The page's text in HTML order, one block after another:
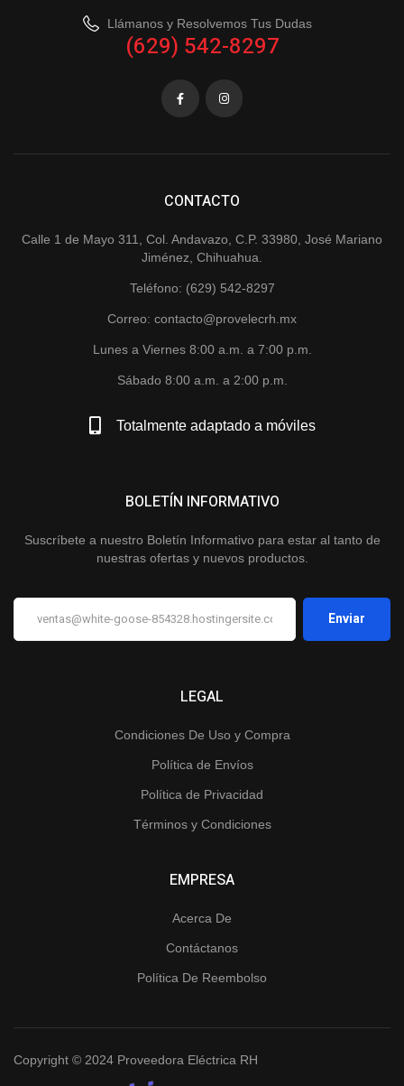
Llámanos y Resolvemos Tus Dudas
(629) 542-8297
CONTACTO
Calle 1 de Mayo 311, Col. Andavazo, C.P. 33980, José Mariano
Jiménez, Chihuahua.
Teléfono: (629) 542-8297
Correo: contacto@provelecrh.mx
Lunes a Viernes 8:00 a.m. a 7:00 p.m.
Sábado 8:00 a.m. a 2:00 p.m.
Totalmente adaptado a móviles
LEGAL
Condiciones De Uso y Compra
Política de Envíos
Política de Privacidad
Términos y Condiciones
EMPRESA
Acerca De
Contáctanos
Política De Reembolso
BOLETÍN INFORMATIVO
Suscríbete a nuestro Boletín Informativo para estar al tanto de
nuestras ofertas y nuevos productos.
Copyright © 2024 Proveedora Eléctrica RH